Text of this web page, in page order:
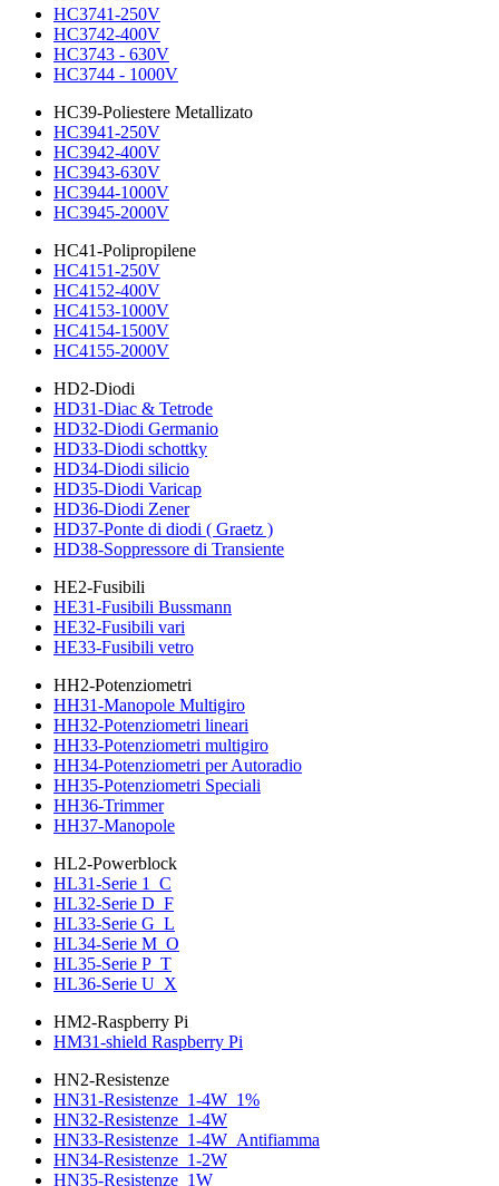
HC3741-250V
HC3742-400V
HC3743 - 630V
HC3744 - 1000V
HC39-Poliestere Metallizato
HC3941-250V
HC3942-400V
HC3943-630V
HC3944-1000V
HC3945-2000V
HC41-Polipropilene
HC4151-250V
HC4152-400V
HC4153-1000V
HC4154-1500V
HC4155-2000V
HD2-Diodi
HD31-Diac & Tetrode
HD32-Diodi Germanio
HD33-Diodi schottky
HD34-Diodi silicio
HD35-Diodi Varicap
HD36-Diodi Zener
HD37-Ponte di diodi ( Graetz )
HD38-Soppressore di Transiente
HE2-Fusibili
HE31-Fusibili Bussmann
HE32-Fusibili vari
HE33-Fusibili vetro
HH2-Potenziometri
HH31-Manopole Multigiro
HH32-Potenziometri lineari
HH33-Potenziometri multigiro
HH34-Potenziometri per Autoradio
HH35-Potenziometri Speciali
HH36-Trimmer
HH37-Manopole
HL2-Powerblock
HL31-Serie 1_C
HL32-Serie D_F
HL33-Serie G_L
HL34-Serie M_O
HL35-Serie P_T
HL36-Serie U_X
HM2-Raspberry Pi
HM31-shield Raspberry Pi
HN2-Resistenze
HN31-Resistenze_1-4W_1%
HN32-Resistenze_1-4W
HN33-Resistenze_1-4W_Antifiamma
HN34-Resistenze_1-2W
HN35-Resistenze_1W